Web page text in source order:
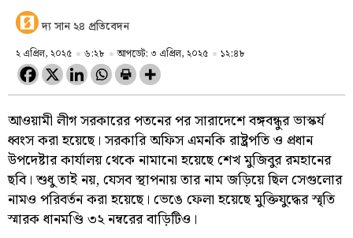
দ্য সান ২৪ প্রতিবেদন
২ এপ্রিল, ২০২৫ ৬:২৮ আপডেট: ৩ এপ্রিল, ২০২৫ ১২:৪৮
আওয়ামী লীগ সরকারের পতনের পর সারাদেশে বঙ্গবন্ধুর ভাস্কর্য
ধ্বংস করা হয়েছে। সরকারি অফিস এমনকি রাষ্ট্রপতি ও প্রধান
উপদেষ্টার কার্যালয় থেকে নামানো হয়েছে শেখ মুজিবুর রমহানের
ছবি। শুধু তাই নয়, যেসব স্থাপনায় তার নাম জড়িয়ে ছিল সেগুলোর
নামও পরিবর্তন করা হয়েছে। ভেঙে ফেলা হয়েছে মুক্তিযুদ্ধের স্মৃতি
স্মারক ধানমণ্ডি ৩২ নম্বরের বাড়িটিও।